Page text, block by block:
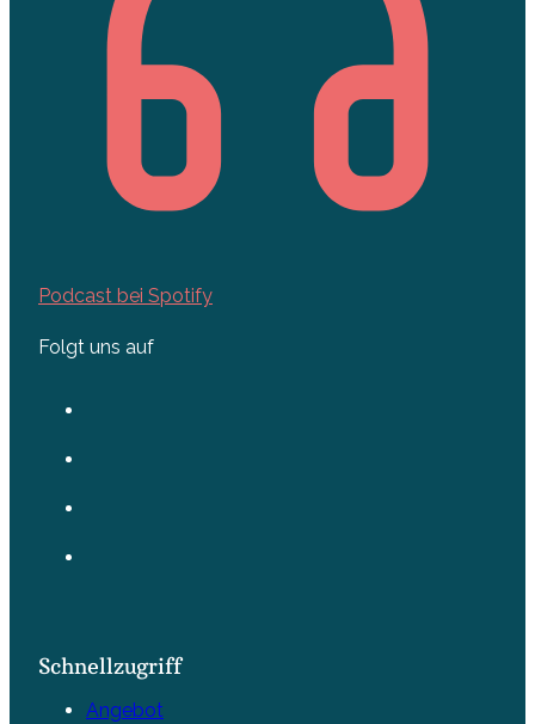
Podcast bei Spotify
Folgt uns auf
Schnellzugriff
Angebot